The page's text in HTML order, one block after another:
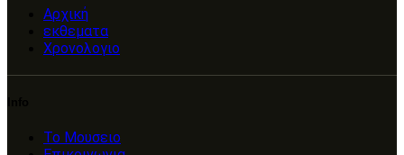
Αρχική
εκθεματα
Χρονολογιο
Το Μουσειο